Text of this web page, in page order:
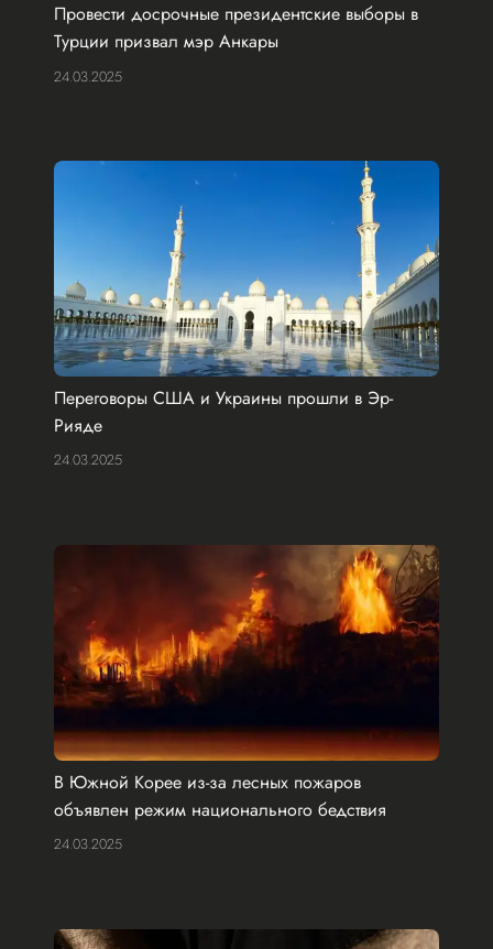
Провести досрочные президентские выборы в
Турции призвал мэр Анкары
24.03.2025
Переговоры США и Украины прошли в Эр-
Рияде
24.03.2025
В Южной Корее из-за лесных пожаров
объявлен режим национального бедствия
24.03.2025